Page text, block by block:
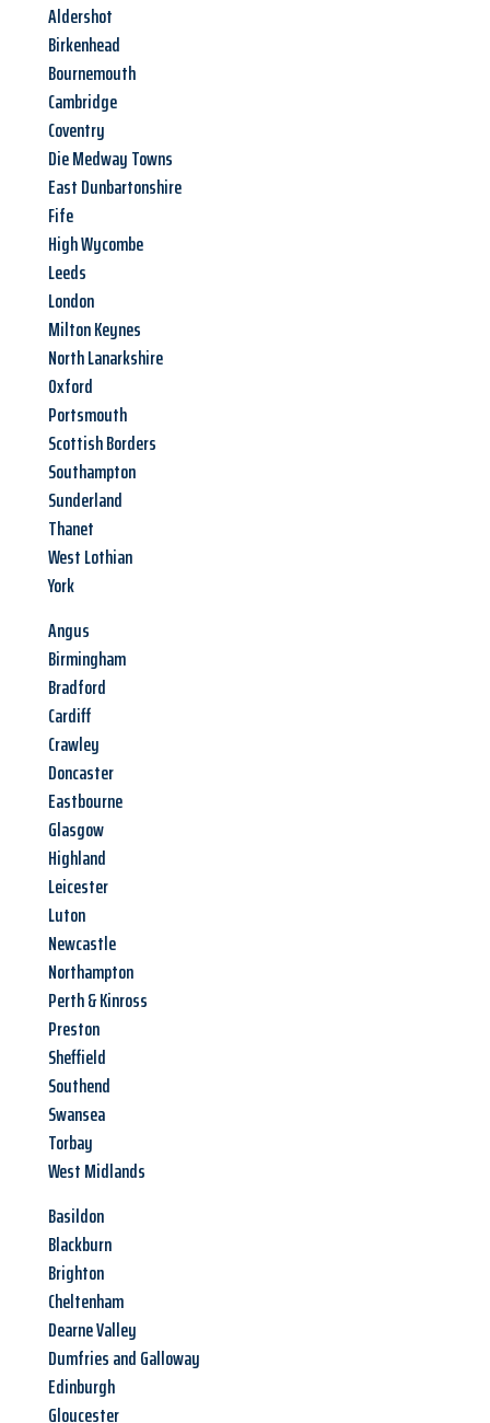
Aldershot
Birkenhead
Bournemouth
Cambridge
Coventry
Die Medway Towns
East Dunbartonshire
Fife
High Wycombe
Leeds
London
Milton Keynes
North Lanarkshire
Oxford
Portsmouth
Scottish Borders
Southampton
Sunderland
Thanet
West Lothian
York
Angus
Birmingham
Bradford
Cardiff
Crawley
Doncaster
Eastbourne
Glasgow
Highland
Leicester
Luton
Newcastle
Northampton
Perth & Kinross
Preston
Sheffield
Southend
Swansea
Torbay
West Midlands
Basildon
Blackburn
Brighton
Cheltenham
Dearne Valley
Dumfries and Galloway
Edinburgh
Gloucester